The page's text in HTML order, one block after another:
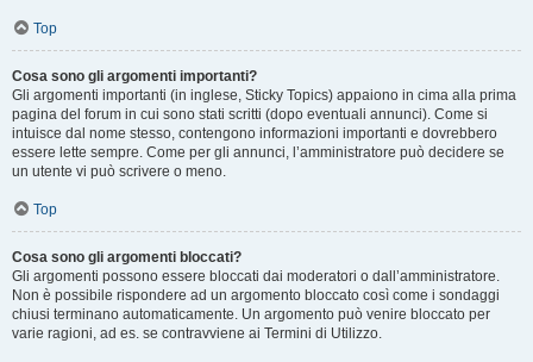
Top
Cosa sono gli argomenti importanti?
Gli argomenti importanti (in inglese, Sticky Topics) appaiono in cima alla prima
pagina del forum in cui sono stati scritti (dopo eventuali annunci). Come si
intuisce dal nome stesso, contengono informazioni importanti e dovrebbero
essere lette sempre. Come per gli annunci, l’amministratore può decidere se
un utente vi può scrivere o meno.
Top
Cosa sono gli argomenti bloccati?
Gli argomenti possono essere bloccati dai moderatori o dall’amministratore.
Non è possibile rispondere ad un argomento bloccato così come i sondaggi
chiusi terminano automaticamente. Un argomento può venire bloccato per
varie ragioni, ad es. se contravviene ai Termini di Utilizzo.